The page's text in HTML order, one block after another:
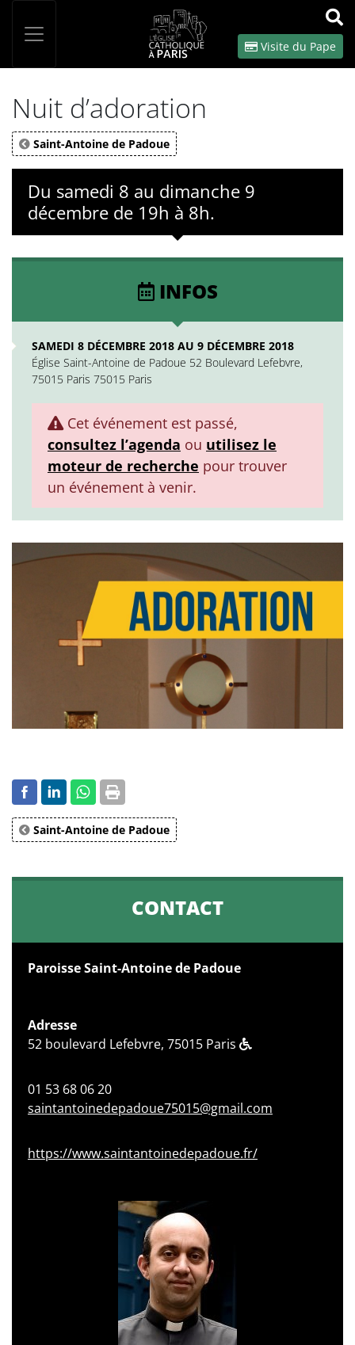
OK
Visite du Pape
Nuit d’adoration
Saint-Antoine de Padoue
Du samedi 8 au dimanche 9
décembre de 19h à 8h.
INFOS
SAMEDI 8 DÉCEMBRE 2018 AU 9 DÉCEMBRE 2018
Église Saint-Antoine de Padoue 52 Boulevard Lefebvre,
75015 Paris 75015 Paris
Cet événement est passé,
consultez l’agenda ou utilisez le
moteur de recherche pour trouver
un événement à venir.
Saint-Antoine de Padoue
CONTACT
Paroisse Saint-Antoine de Padoue
Adresse
52 boulevard Lefebvre, 75015 Paris
01 53 68 06 20
saintantoinedepadoue75015@gmail.com
https://www.saintantoinedepadoue.fr/
Panneau de gestion des cookies